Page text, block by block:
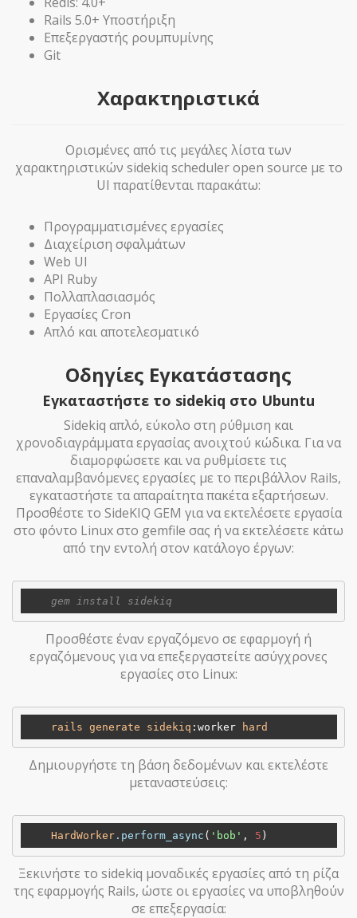
Rails 5.0+ Υποστήριξη
Επεξεργαστής ρουμπυμίνης
Git
Χαρακτηριστικά
Ορισμένες από τις μεγάλες λίστα των
χαρακτηριστικών sidekiq scheduler open source με το
UI παρατίθενται παρακάτω:
Προγραμματισμένες εργασίες
Διαχείριση σφαλμάτων
Web UI
API Ruby
Πολλαπλασιασμός
Εργασίες Cron
Απλό και αποτελεσματικό
Οδηγίες Εγκατάστασης
Εγκαταστήστε το sidekiq στο Ubuntu
Sidekiq απλό, εύκολο στη ρύθμιση και
χρονοδιαγράμματα εργασίας ανοιχτού κώδικα. Για να
διαμορφώσετε και να ρυθμίσετε τις
επαναλαμβανόμενες εργασίες με το περιβάλλον Rails,
εγκαταστήστε τα απαραίτητα πακέτα εξαρτήσεων.
Προσθέστε το SideKIQ GEM για να εκτελέσετε εργασία
στο φόντο Linux στο gemfile σας ή να εκτελέσετε κάτω
από την εντολή στον κατάλογο έργων:
Προσθέστε έναν εργαζόμενο σε εφαρμογή ή
εργαζόμενους για να επεξεργαστείτε ασύγχρονες
εργασίες στο Linux:
rails generate sidekiq :worker hard
Δημιουργήστε τη βάση δεδομένων και εκτελέστε
μεταναστεύσεις:
HardWorker .perform_async ( 'bob' , 5
Ξεκινήστε το sidekiq μοναδικές εργασίες από τη ρίζα
της εφαρμογής Rails, ώστε οι εργασίες να υποβληθούν
σε επεξεργασία: